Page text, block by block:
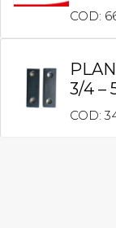
COD:
3/4 –
COD: